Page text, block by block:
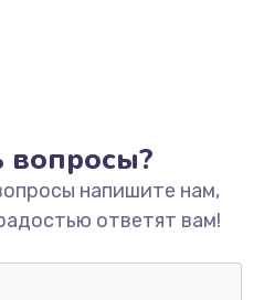
карбюратора
руб.
вопросы?
напишите нам,
ответят вам!